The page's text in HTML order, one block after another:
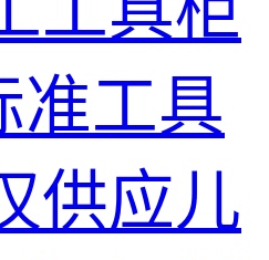
准工具
供应儿